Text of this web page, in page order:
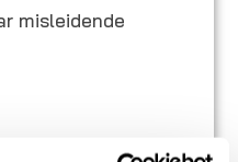
misleidende